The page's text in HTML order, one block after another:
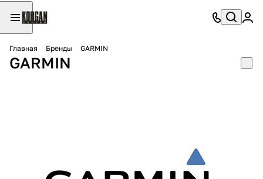
Главная Бренды GARMIN
GARMIN